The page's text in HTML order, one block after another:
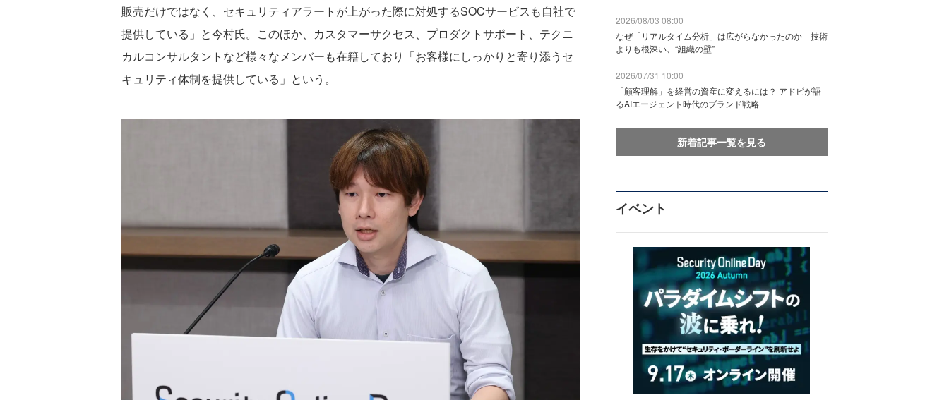
販売だけではなく、セキュリティアラートが上がった際に対処するSOCサービスも自社で
提供している」と今村氏。このほか、カスタマーサクセス、プロダクトサポート、テクニ
カルコンサルタントなど様々なメンバーも在籍しており「お客様にしっかりと寄り添うセ
キュリティ体制を提供している」という。
2026/08/03 08:00
なぜ「リアルタイム分析」は広がらなかったのか 技術
よりも根深い、“組織の壁”
2026/07/31 10:00
「顧客理解」を経営の資産に変えるには？ アドビが語
るAIエージェント時代のブランド戦略
新着記事一覧を見る
イベント